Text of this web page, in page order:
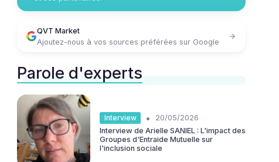
QVT Market
Ajoutez-nous à vos sources préférées sur Google
Parole d'experts
Interview •
20/05/2026
Interview de Arielle SANIEL : L'impact des
Groupes d'Entraide Mutuelle sur
l'inclusion sociale